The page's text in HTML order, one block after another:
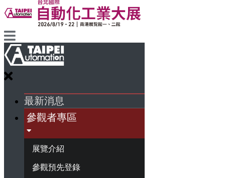
最新消息
參觀者專區
展覽介紹
參觀預先登錄